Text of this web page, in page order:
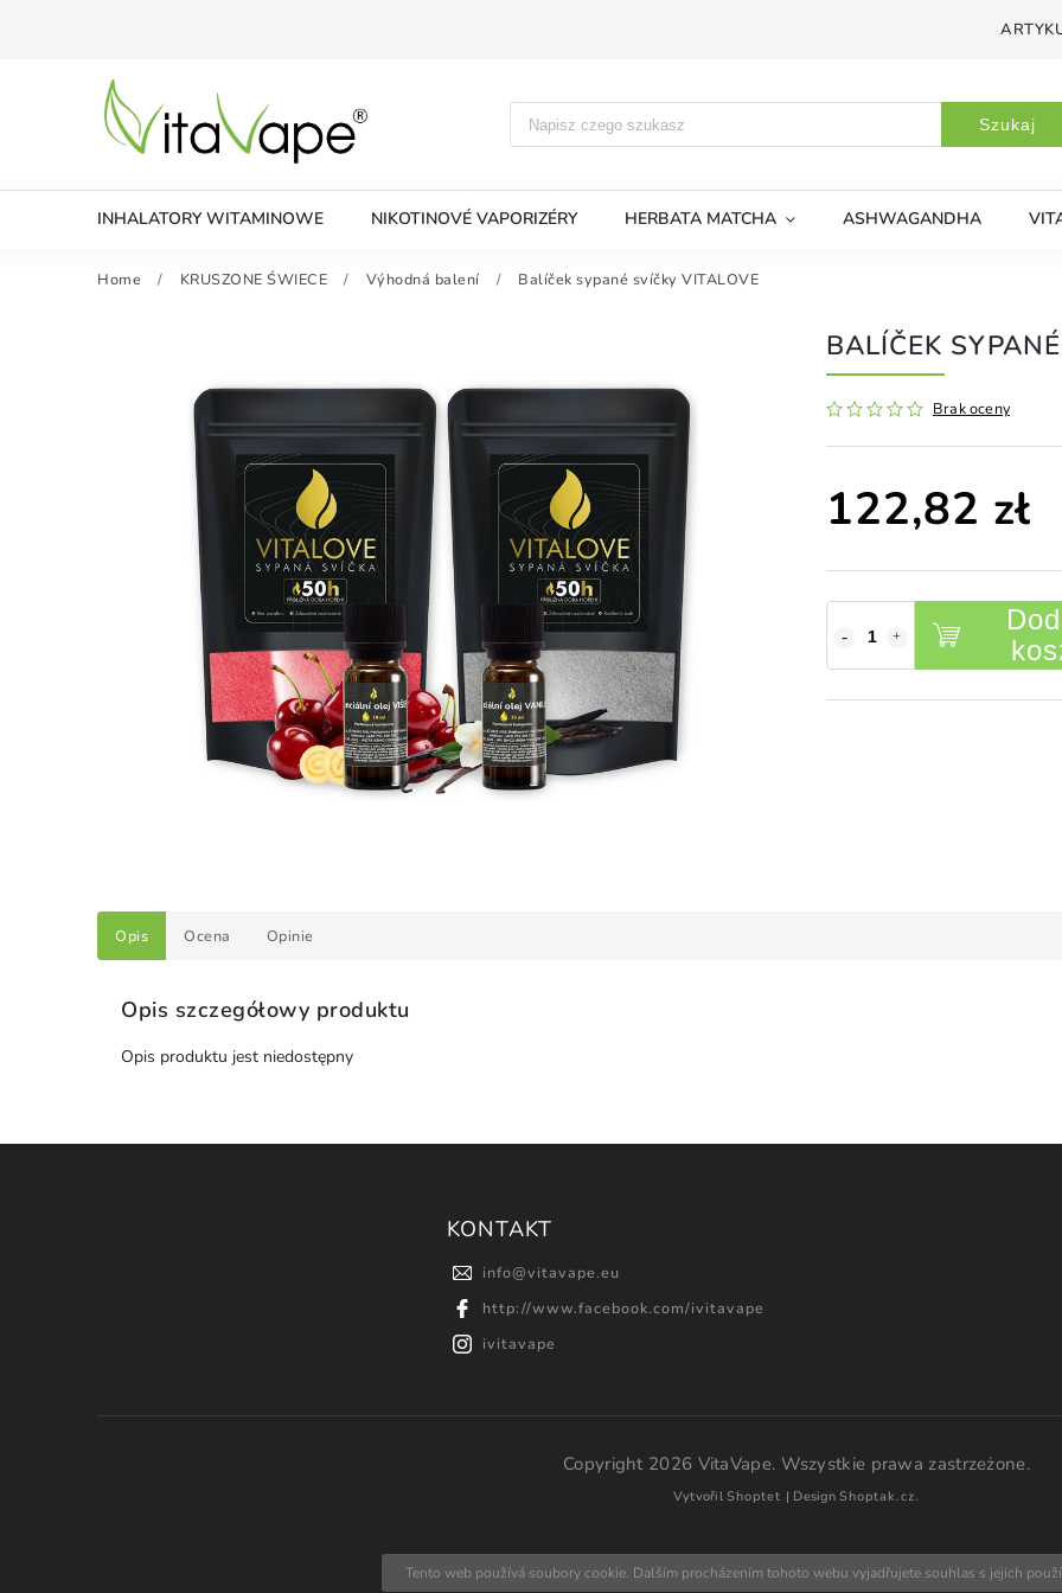
Tento web používá soubory cookie. Dalším procházením tohoto webu vyjadřujete souhlas s jejich
Szukaj
INHALATORY WITAMINOWE NIKOTINOVÉ VAPORIZÉRY HERBATA MATCHA ASHWAGANDHA
Home / KRUSZONE ŚWIECE / Výhodná balení / Balíček sypané svíčky VITALOVE
BALÍČEK
Brak oceny
122,82 zł
Opis Ocena Opinie
Opis szczegółowy produktu
Opis produktu jest niedostępny
KONTAKT
info@vitavape.eu
http://www.facebook.com/ivitavape
ivitavape
Copyright 2026 VitaVape. Wszystkie prawa zastrzeżone.
VytvořilShoptet | DesignShoptak.cz.